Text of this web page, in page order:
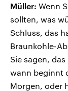
Müller: Wenn
sollten, was
Schluss, das
Braunkohle-
Sie sagen,
wann beginnt
Morgen, oder